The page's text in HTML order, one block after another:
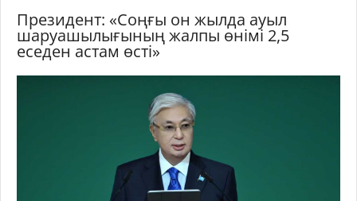
Президент: «Соңғы он жылда ауыл
шаруашылығының жалпы өнімі 2,5
еседен астам өсті»